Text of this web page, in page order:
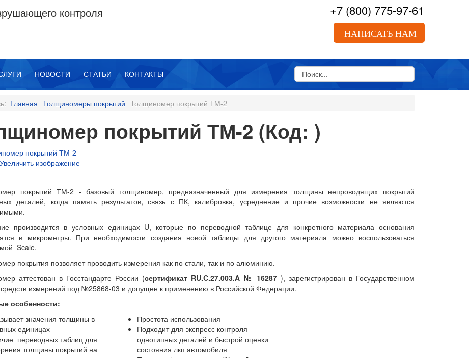
контроля +7 (800) 775-97-61
НАПИСАТЬ НАМ
НОВОСТИ СТАТЬИ КОНТАКТЫ
Главная Толщиномеры покрытий Толщиномер покрытий ТМ-2
покрытий ТМ-2 (Код: )
Увеличить изображение
покрытий ТМ-2 - базовый толщиномер, предназначенный для измерения толщины непроводящих покрытий
деталей, когда память результатов, связь с ПК, калибровка, усреднение и прочие возможности не являются
производится в условных единицах U, которые по переводной таблице для конкретного материала основания
в микрометры. При необходимости создания новой таблицы для другого материала можно воспользоваться
Scale.
покрытия позволяет проводить измерения как по стали, так и по алюминию.
аттестован в Госстандарте России (сертификат RU.C.27.003.A № 16287 ), зарегистрирован в Государственном
средств измерений под №25868-03 и допущен к применению в Российской Федерации.
особенности:
значения толщины в
единицах
переводных таблиц для
толщины покрытий на
Простота использования
Подходит для экспресс контроля
однотипных деталей и быстрой оценки
состояния лкп автомобиля